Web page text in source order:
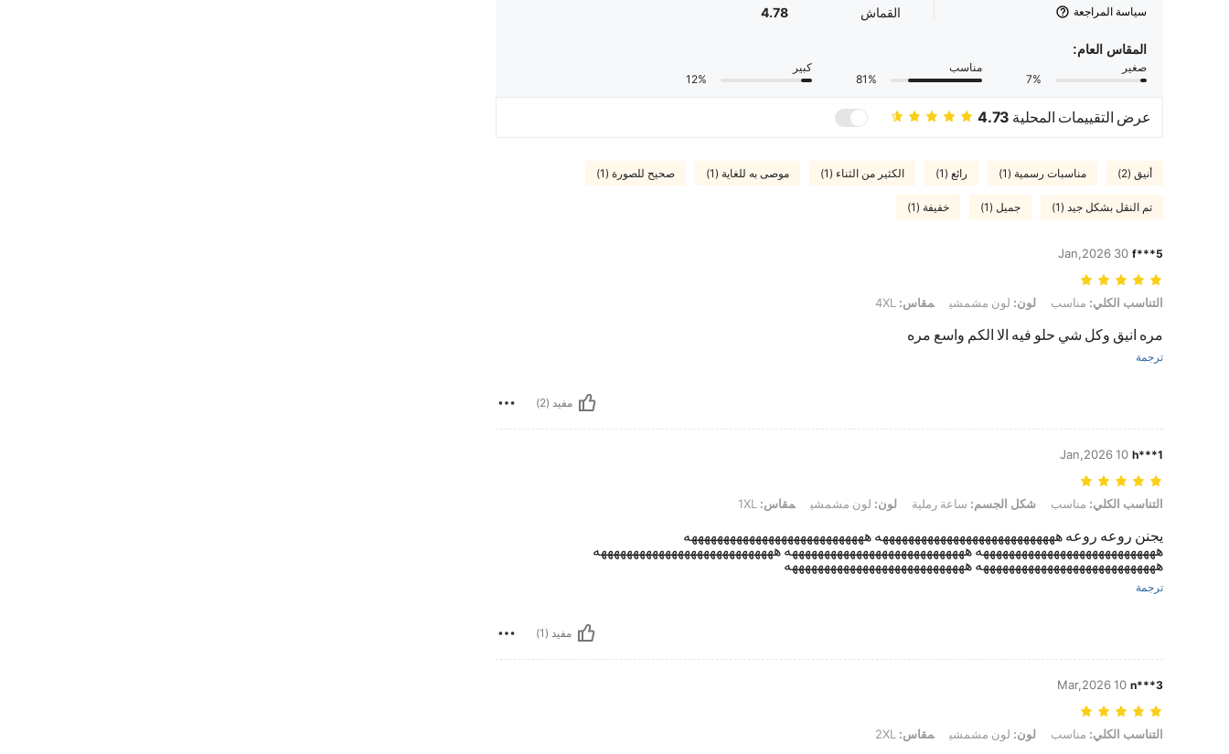
سياسة المراجعة
القماش
4.78
المقاس العام:
صغير
7%
مناسب
81%
كبير
12%
عرض التقييمات المحلية 4.73
أنيق (2) مناسبات رسمية (1) رائع (1) الكثير من الثناء (1) موصى به للغاية (1) صحيح للصورة (1)
تم النقل بشكل جيد (1) جميل (1) خفيفة (1)
f***5
30 Jan,2026
التناسب الكلي: مناسب, لون: لون مشمشي, مقاس: 4XL
التناسب الكلي: مناسب لون: لون مشمشي مقاس:
مره انيق وكل شي حلو فيه الا الكم واسع مره
ترجمة
مفيد (2)
h***1
10 Jan,2026
التناسب الكلي: مناسب, شكل الجسم: ساعة رملية, لون: لون مشمشي, مقاس: 1XL
التناسب الكلي: مناسب شكل الجسم: ساعة رملية لون: لون مشمشي مقاس:
يجنن روعه روعه ههههههههههههههههههههههههههههه ههههههههههههههههههههههههههههه
ههههههههههههههههههههههههههههه ههههههههههههههههههههههههههههه ههههههههههههههههههههههههههههه
ههههههههههههههههههههههههههههه ههههههههههههههههههههههههههههه
ترجمة
مفيد (1)
3***n
10 Mar,2026
التناسب الكلي: مناسب, لون: لون مشمشي, مقاس: 2XL
التناسب الكلي: مناسب لون: لون مشمشي مقاس: